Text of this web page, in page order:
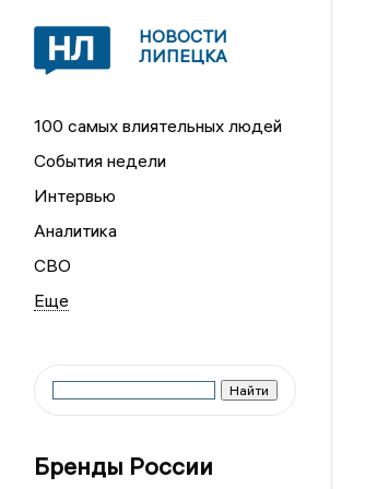
НОВОСТИ
ЛИПЕЦКА
100 самых влиятельных людей
События недели
Интервью
Аналитика
СВО
Бренды России